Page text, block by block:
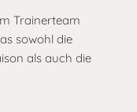
Trainerteam
sowohl die
als auch die